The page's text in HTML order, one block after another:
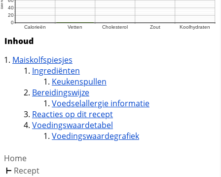
Inhoud
Maiskolfspiesjes
Ingrediënten
Keukenspullen
Bereidingswijze
Voedselallergie informatie
Reacties op dit recept
Voedingswaardetabel
Voedingswaardegrafiek
Home
Recept